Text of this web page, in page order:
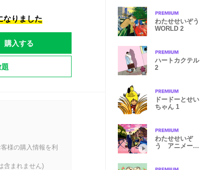
なりました
購入する
様の購入情報を利
含まれません)
わたせせいぞう
WORLD 2
ハートカクテル
2
ドードーとせい
ちゃん 1
わたせせいぞ
う アニメーシ